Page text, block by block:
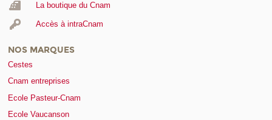
La boutique du Cnam
Accès à intraCnam
NOS MARQUES
Cestes
Cnam entreprises
Ecole Pasteur-Cnam
Ecole Vaucanson